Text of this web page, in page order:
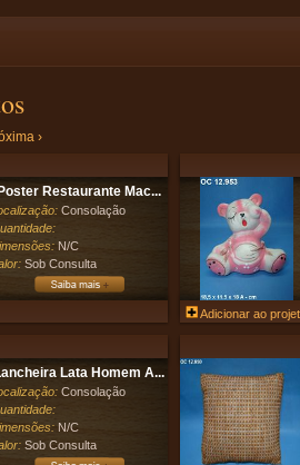
›
Poster Restaurante Mac...
Consolação
N/C
Sob Consulta
Adicionar ao
Lata Homem A...
Consolação
N/C
Sob Consulta